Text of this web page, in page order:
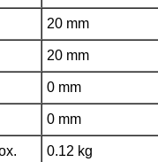
20 mm
20 mm
0 mm
0 mm
0.12 kg